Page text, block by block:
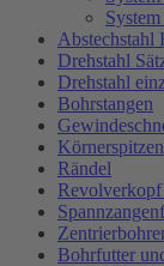
Abstechstahl
Drehstahl
Drehstahl
Bohrstangen
Körnerspitzen
Rändel
Bohrfutter